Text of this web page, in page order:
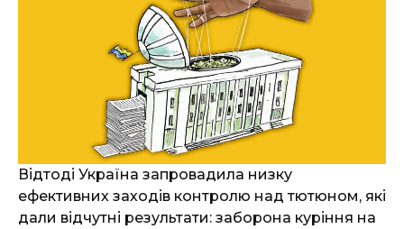
Відтоді Україна запровадила низку
ефективних заходів контролю над тютюном, які
дали відчутні результати: заборона куріння на